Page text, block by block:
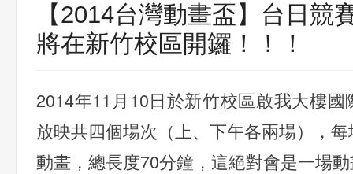
【2014台灣動畫盃】台日競
將在新竹校區開鑼！！！
2014年11月10日於新竹校區啟我大樓
放映共四個場次（上、下午各兩場），
動畫，總長度70分鐘，這絕對會是一場